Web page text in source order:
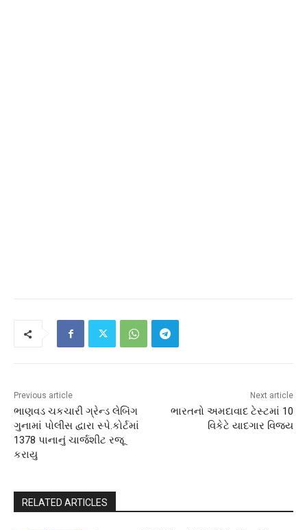
Previous article
ભાણવડ ચકચારી ગ્રેન્ડ લેબિંગ
ગુનામાં પોલીસ દ્વારા સ્પે.કોર્ટમાં
1378 પાનાનું ચાર્જશીટ રજૂ
કરાયુ
Next article
ભારતનો અમદાવાદ ટેસ્ટમાં 10
વિકેટે યાદગાર વિજય
RELATED ARTICLES